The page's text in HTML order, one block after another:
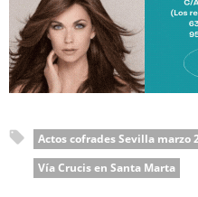
Actos cofrades Sevilla marzo
Vía Crucis en Santa Marta